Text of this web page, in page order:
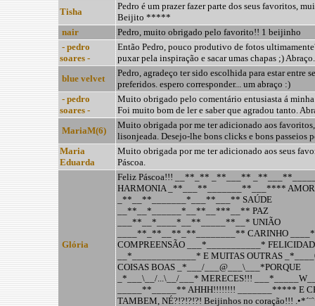
Tisha
Pedro é um prazer fazer parte dos seus favoritos,
Beijito *****
nair
Pedro, muito obrigado pelo favorito!! 1 beijinho
- pedro
soares -
Então Pedro, pouco produtivo de fotos
puxar pela inspiração e sacar umas chapas ;) Abraço.
blue velvet
Pedro, agradeço ter sido escolhida para estar entre
preferidos. espero corresponder... um abraço :)
- pedro
soares -
Muito obrigado pelo comentário entusiasta á
Foi muito bom de ler e saber que agradou tanto.
MariaM(6)
Muito obrigada por me ter adicionado aos
lisonjeada. Desejo-lhe bons clicks e bons passeios
Maria
Eduarda
Muito obrigada por me ter adicionado aos seus
Páscoa.
Glória
Feliz Páscoa!!! __**_** _**___**
HARMONIA _**___**_______**___**** AMOR
_**__**_______*___**___** SAÚDE
__**__*______*__**__***__** PAZ
___**__*____*__**_____**__* UNIÃO
____**_**__**_**________** CARINHO
COMPREENSÃO ___*___________*
__*_____________* E MUITAS OUTRAS
COISAS BOAS _*___/___@___\___*PORQUE
_*___\__/...\__/___* MERECES!!!
_____**_____** AHHH!!!!!!!! _______***** E
TAMBEM, NÉ?!?!?!?! Beijinhos no coração!!!